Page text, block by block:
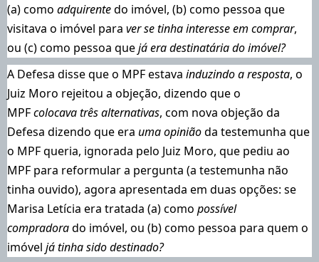
(a) como adquirentedo imóvel, (b) como pessoa que
visitava o imóvel para ver se tinha interesse em comprar,
ou (c) como pessoa quejá era destinatária do imóvel?
A Defesa disse que o MPF estava induzindo a resposta, o
Juiz Moro rejeitou a objeção, dizendo que o
MPFcolocava três alternativas, com nova objeção da
Defesa dizendo que era uma opiniãoda testemunha que
o MPF queria, ignorada pelo Juiz Moro, que pediu ao
MPF para reformular a pergunta (a testemunha não
tinha ouvido), agora apresentada em duas opções: se
Marisa Letícia era tratada (a) como possível
compradorado imóvel, ou (b) como pessoa para quem o
imóvel já tinha sido destinado?